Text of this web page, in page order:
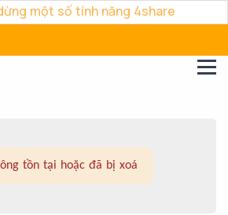
một số tính năng 4share
tồn tại hoặc đã bị xoá